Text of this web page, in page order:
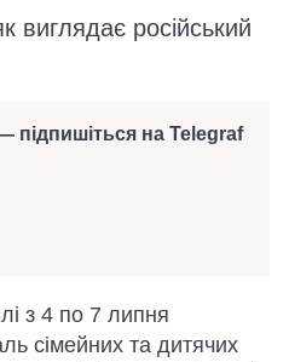
виглядає російський
підпишіться на Telegraf
з 4 по 7 липня
сімейних та дитячих